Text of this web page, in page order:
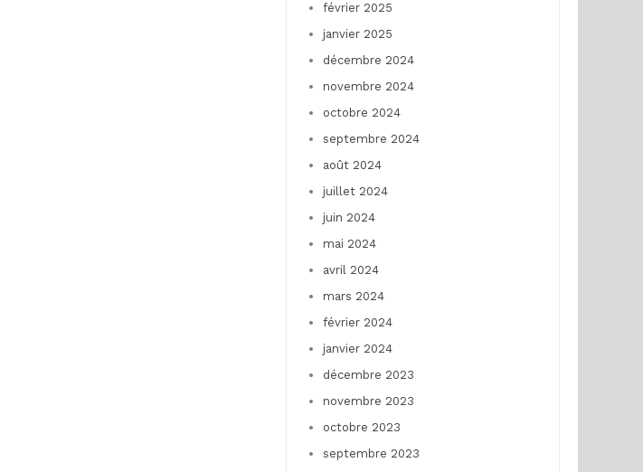
février 2025
janvier 2025
décembre 2024
novembre 2024
octobre 2024
septembre 2024
août 2024
juillet 2024
juin 2024
mai 2024
avril 2024
mars 2024
février 2024
janvier 2024
décembre 2023
novembre 2023
octobre 2023
septembre 2023